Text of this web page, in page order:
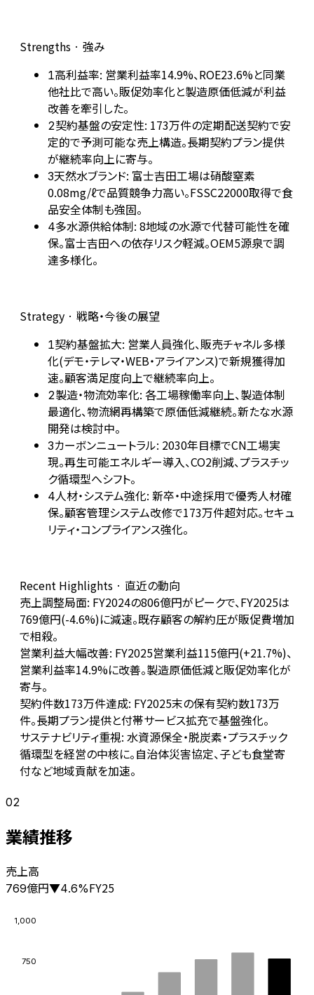
Strengths · 強み
1高利益率: 営業利益率14.9%、ROE23.6%と同業
他社比で高い。販促効率化と製造原価低減が利益
改善を牽引した。
2契約基盤の安定性: 173万件の定期配送契約で安
定的で予測可能な売上構造。長期契約プラン提供
が継続率向上に寄与。
3天然水ブランド: 富士吉田工場は硝酸窒素
0.08mg/ℓで品質競争力高い。FSSC22000取得で食
品安全体制も強固。
4多水源供給体制: 8地域の水源で代替可能性を確
保。富士吉田への依存リスク軽減。OEM5源泉で調
達多様化。
Strategy · 戦略・今後の展望
1契約基盤拡大: 営業人員強化、販売チャネル多様
化(デモ・テレマ・WEB・アライアンス)で新規獲得加
速。顧客満足度向上で継続率向上。
2製造・物流効率化: 各工場稼働率向上、製造体制
最適化、物流網再構築で原価低減継続。新たな水源
開発は検討中。
3カーボンニュートラル: 2030年目標でCN工場実
現。再生可能エネルギー導入、CO2削減、プラスチッ
ク循環型へシフト。
4人材・システム強化: 新卒・中途採用で優秀人材確
保。顧客管理システム改修で173万件超対応。セキュ
リティ・コンプライアンス強化。
Recent Highlights · 直近の動向
売上調整局面: FY2024の806億円がピークで、FY2025は
769億円(-4.6%)に減速。既存顧客の解約圧が販促費増加
で相殺。
営業利益大幅改善: FY2025営業利益115億円(+21.7%)、
営業利益率14.9%に改善。製造原価低減と販促効率化が
寄与。
契約件数173万件達成: FY2025末の保有契約数173万
件。長期プラン提供と付帯サービス拡充で基盤強化。
サステナビリティ重視: 水資源保全・脱炭素・プラスチック
循環型を経営の中核に。自治体災害協定、子ども食堂寄
付など地域貢献を加速。
02
業績推移
売上高
769億円▼4.6%FY25
750
1,000